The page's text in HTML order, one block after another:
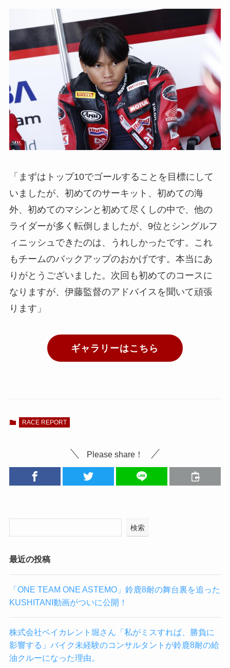
「まずはトップ10でゴールすることを目標にして
いましたが、初めてのサーキット、初めての海
外、初めてのマシンと初めて尽くしの中で、他の
ライダーが多く転倒しましたが、9位とシングルフ
ィニッシュできたのは、うれしかったです。これ
もチームのバックアップのおかげです。本当にあ
りがとうございました。次回も初めてのコースに
なりますが、伊藤監督のアドバイスを聞いて頑張
ります」
ギャラリーはこちら
RACE REPORT
Please share！
検索
最近の投稿
「ONE TEAM ONE ASTEMO」鈴鹿8耐の舞台裏を追った
KUSHITANI動画がついに公開！
株式会社ベイカレント堀さん「私がミスすれば、勝負に
影響する」バイク未経験のコンサルタントが鈴鹿8耐の給
油クルーになった理由。